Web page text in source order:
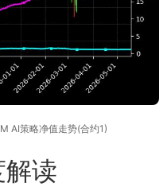
AI策略净值走势(合约1)
读